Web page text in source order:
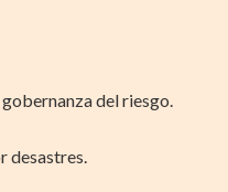
del riesgo.
desastres.